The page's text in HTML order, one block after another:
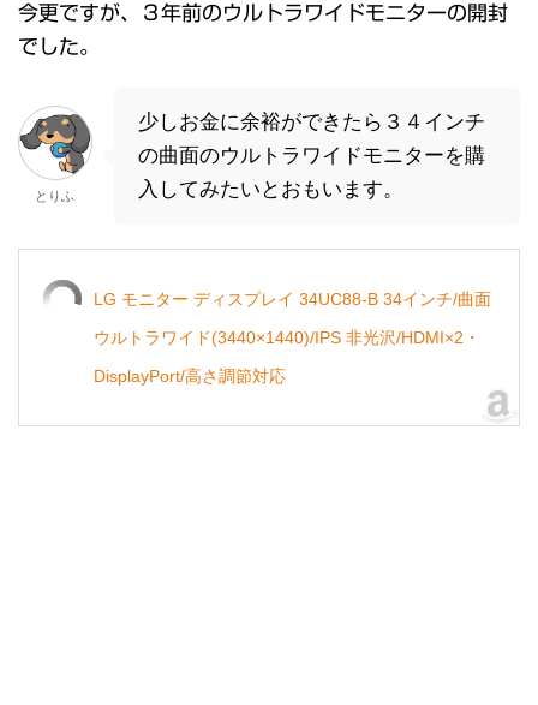
今更ですが、３年前のウルトラワイドモニターの開封
でした。
とりふ
少しお金に余裕ができたら３４インチ
の曲面のウルトラワイドモニターを購
入してみたいとおもいます。
LG モニター ディスプレイ 34UC88-B 34インチ/曲面
ウルトラワイド(3440×1440)/IPS 非光沢/HDMI×2・
DisplayPort/高さ調節対応